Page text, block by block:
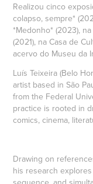
Realizou cinco
colapso, sempre*
*Medonho* (2023),
(2021), na Casa de
acervo do Museu da
Luís Teixeira (Belo
artist based in São
from the Federal
practice is rooted in
comics, cinema,
Drawing on
his research